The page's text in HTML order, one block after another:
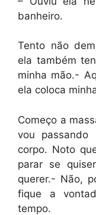
banheiro.
Tento não
ela também
minha mão.-
ela coloca
Começo a
vou
corpo. Noto
parar se
querer.- Não,
fique a
tempo.